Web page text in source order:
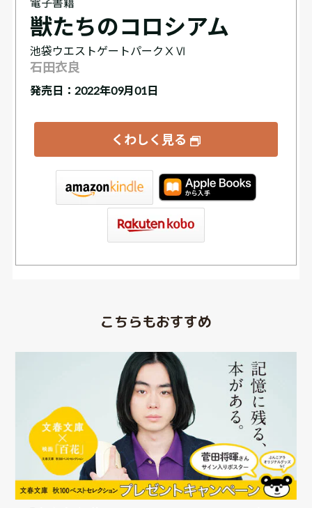
獣たちのコロシアム
池袋ウエストゲートパークⅩⅥ
石田衣良
発売日：2022年09月01日
くわしく見る
こちらもおすすめ